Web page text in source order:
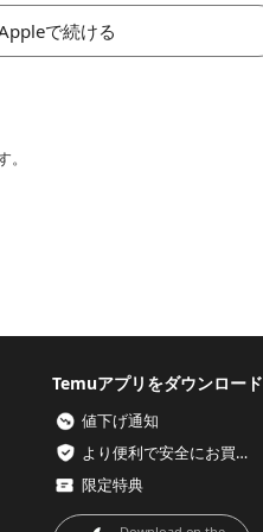
で続ける
Temuアプリをダウンロード
値下げ通知
より便利で安全にお買い物を
限定特典